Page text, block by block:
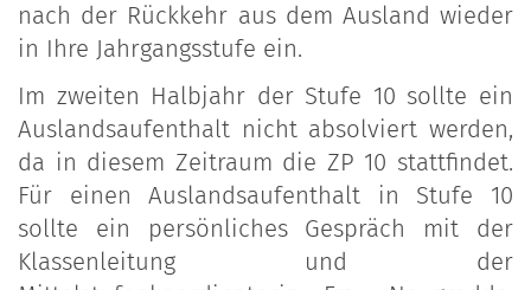
nach der Rückkehr aus dem Ausland wieder
in Ihre Jahrgangsstufe ein.
Im zweiten Halbjahr der Stufe 10 sollte ein
Auslandsaufenthalt nicht absolviert werden,
da in diesem Zeitraum die ZP 10 stattfindet.
Für einen Auslandsaufenthalt in Stufe 10
sollte ein persönliches Gespräch mit der
Klassenleitung und der